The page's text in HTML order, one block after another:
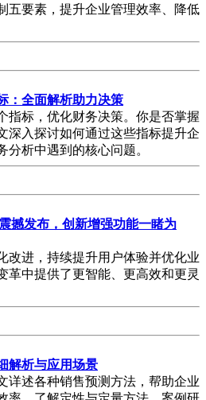
五要素，提升企业管理效率、降低
：全面解析助力决策
指标，优化财务决策。你是否掌握
深入探讨如何通过这些指标提升企
分析中遇到的核心问题。
撼发布，创新增强功能一睹为
改进，持续提升用户体验并优化业
革中提供了更智能、更高效和更灵
解析与应用场景
详述各种销售预测方法，帮助企业